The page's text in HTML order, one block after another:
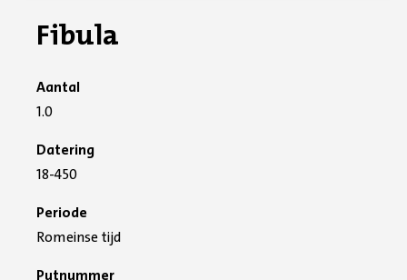
Fibula
Aantal
1.0
Datering
18-450
Periode
Romeinse tijd
Putnummer